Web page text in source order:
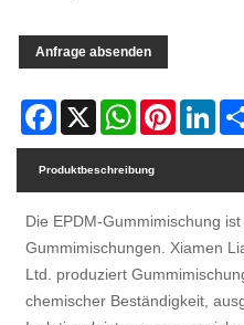
Anfrage absenden
Facebook WhatsAppPinterest
Produktbeschreibung
Die EPDM-Gummimischung
Gummimischungen. Xiamen
Ltd. produziert
chemischer Beständigkeit,